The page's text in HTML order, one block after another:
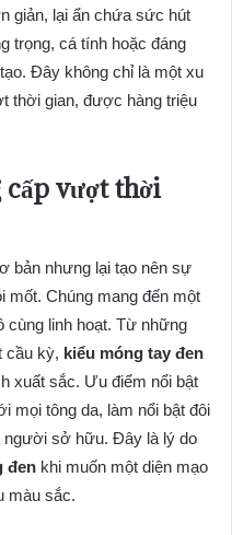
giản, lại ẩn chứa sức hút
trọng, cá tính hoặc đáng
Đây không chỉ là một xu
thời gian, được hàng triệu
cấp vượt thời
bản nhưng lại tạo nên sự
mốt. Chúng mang đến một
cùng linh hoạt. Từ những
cầu kỳ, kiểu móng tay đen
xuất sắc. Ưu điểm nổi bật
mọi tông da, làm nổi bật đôi
người sở hữu. Đây là lý do
đen khi muốn một diện mạo
màu sắc.